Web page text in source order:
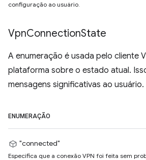
configuração ao usuário.
VpnConnectionState
A enumeração é usada pelo cliente
plataforma sobre o estado atual.
mensagens significativas ao usuário.
ENUMERAÇÃO
"connected"
Especifica que a conexão VPN foi feita sem